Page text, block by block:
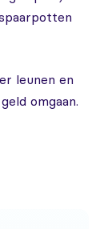
leunen en
omgaan.